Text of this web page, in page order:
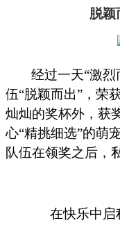
脱颖
经过一天“激烈
伍“脱颖而出”，荣
灿灿的奖杯外，获
心“精挑细选”的萌
队伍在领奖之后，
在快乐中启